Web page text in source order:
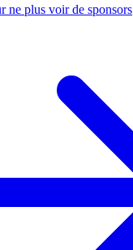
ne plus voir de sponsors